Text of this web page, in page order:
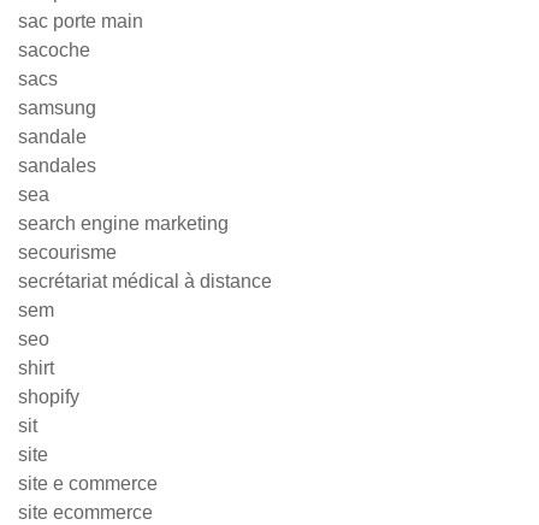
sac porte main
sacoche
sacs
samsung
sandale
sandales
sea
search engine marketing
secourisme
secrétariat médical à distance
sem
seo
shirt
shopify
sit
site
site e commerce
site ecommerce